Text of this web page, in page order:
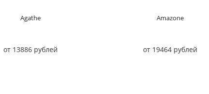
Agathe
от 13886 рублей
Amazone
от 19464 рублей